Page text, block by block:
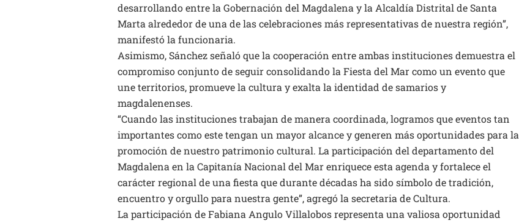
desarrollando entre la Gobernación del Magdalena y la Alcaldía Distrital de Santa
Marta alrededor de una de las celebraciones más representativas de nuestra región”,
manifestó la funcionaria.
Asimismo, Sánchez señaló que la cooperación entre ambas instituciones demuestra el
compromiso conjunto de seguir consolidando la Fiesta del Mar como un evento que
une territorios, promueve la cultura y exalta la identidad de samarios y
magdalenenses.
“Cuando las instituciones trabajan de manera coordinada, logramos que eventos tan
importantes como este tengan un mayor alcance y generen más oportunidades para la
promoción de nuestro patrimonio cultural. La participación del departamento del
Magdalena en la Capitanía Nacional del Mar enriquece esta agenda y fortalece el
carácter regional de una fiesta que durante décadas ha sido símbolo de tradición,
encuentro y orgullo para nuestra gente”, agregó la secretaria de Cultura.
La participación de Fabiana Angulo Villalobos representa una valiosa oportunidad